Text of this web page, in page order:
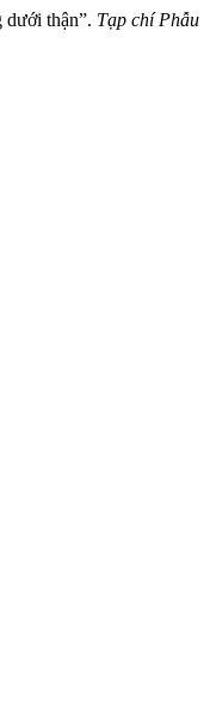
thận”. Tạp chí Phẫu